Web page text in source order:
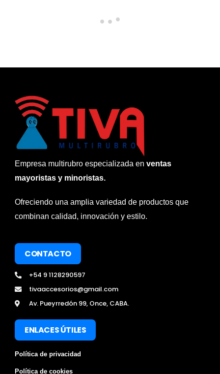
Empresa multirubro especializada en ventas
mayoristas y minoristas.
Ofreciendo una amplia variedad de productos que
combinan calidad, innovación y estilo.
CONTACTO
+54 9 1128290597
tivaaccesorios@gmail.com
Av. Pueyrredón 99, Once, CABA.
ENLACES ÚTILES
Política de privacidad
Política de cookies